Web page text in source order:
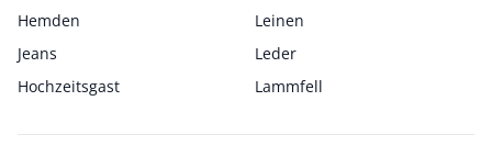
Hemden
Leinen
Jeans
Leder
Hochzeitsgast
Lammfell